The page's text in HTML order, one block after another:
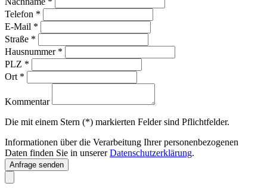
Telefon *
E-Mail *
Straße *
Hausnummer *
PLZ *
Ort *
Kommentar
Die mit einem Stern (*) markierten Felder sind Pflichtfelder.
Informationen über die Verarbeitung Ihrer personenbezogenen
Daten finden Sie in unsererDatenschutzerklärung.
Anfrage senden